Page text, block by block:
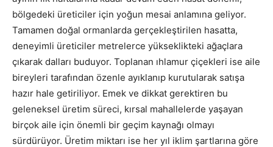
bölgedeki üreticiler için yoğun mesai anlamına geliyor.
Tamamen doğal ormanlarda gerçekleştirilen hasatta,
deneyimli üreticiler metrelerce yükseklikteki ağaçlara
çıkarak dalları buduyor. Toplanan ıhlamur çiçekleri ise aile
bireyleri tarafından özenle ayıklanıp kurutularak satışa
hazır hale getiriliyor. Emek ve dikkat gerektiren bu
geleneksel üretim süreci, kırsal mahallelerde yaşayan
birçok aile için önemli bir geçim kaynağı olmayı
sürdürüyor. Üretim miktarı ise her yıl iklim şartlarına göre